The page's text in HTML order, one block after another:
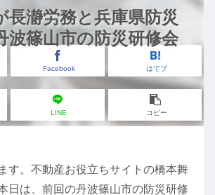
長瀞労務と兵庫県防災
波篠山市の防災研修会
Facebook はてブ
LINE コピー
す。不動産お役立ちサイトの橋本舞
日は、前回の丹波篠山市の防災研修